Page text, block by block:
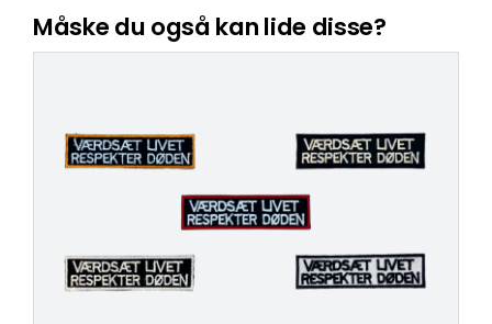
Måske du også kan lide disse?